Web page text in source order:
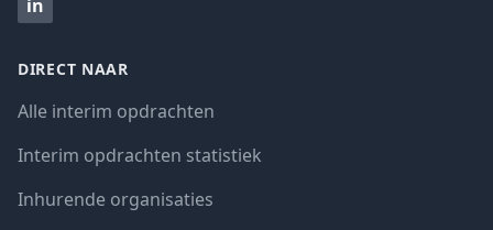
in
DIRECT NAAR
Alle interim opdrachten
Interim opdrachten statistiek
Inhurende organisaties